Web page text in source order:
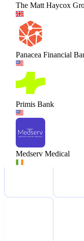
The Matt Haycox
Panacea Financial
Primis Bank
Medserv Medical